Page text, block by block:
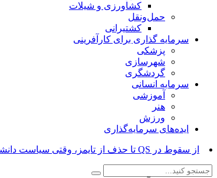
کشاورزی و شیلات
حمل‌و‌نقل
کشتیرانی
سرمایه گذاری برای کارآفرینی
پزشکی
شهرسازی
گردشگری
سرمایه انسانی
آموزشی
هنر
ورزش
ایده‌های سرمایه‌گذاری
از سقوط در QS تا حذف از تایمز، وقتی سیاست دانشگاه را قربانی می‌کند/ روایت حذف دانشگاه‌های ایران از_